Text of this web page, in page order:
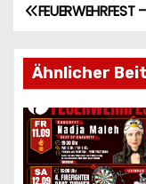
B
e
i
t
r
FEUERWEHRFEST
Ähnlicher